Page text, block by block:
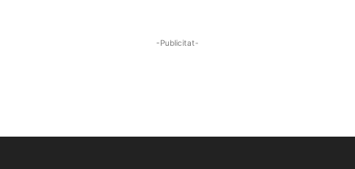
-Publicitat-